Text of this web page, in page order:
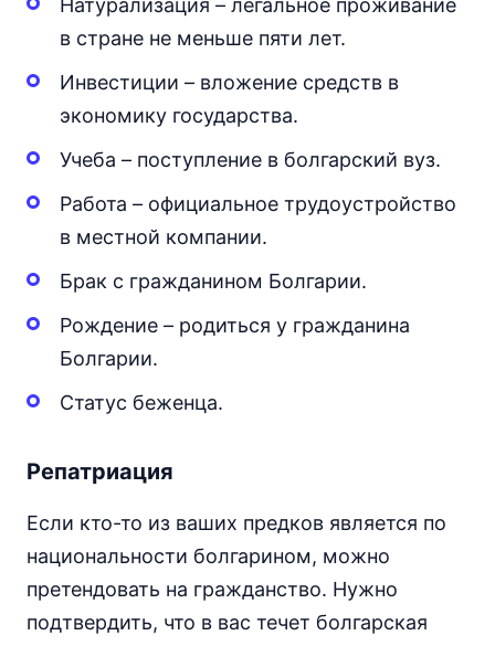
Натурализация – легальное проживание
в стране не меньше пяти лет.
Инвестиции – вложение средств в
экономику государства.
Учеба – поступление в болгарский вуз.
Работа – официальное трудоустройство
в местной компании.
Брак с гражданином Болгарии.
Рождение – родиться у гражданина
Болгарии.
Статус беженца.
Репатриация
Если кто-то из ваших предков является по
национальности болгарином, можно
претендовать на гражданство. Нужно
подтвердить, что в вас течет болгарская